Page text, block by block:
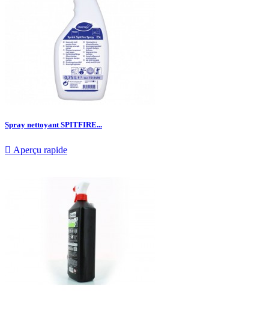
Spray nettoyant SPITFIRE...
 Aperçu rapide